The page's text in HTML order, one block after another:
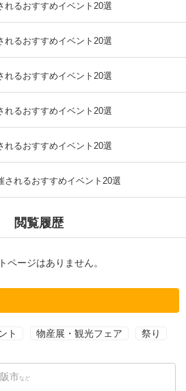
れるおすすめイベント20選
れるおすすめイベント20選
れるおすすめイベント20選
れるおすすめイベント20選
れるおすすめイベント20選
されるおすすめイベント20選
閲覧履歴
ページはありません。
ト 物産展・観光フェア 祭り
市 など